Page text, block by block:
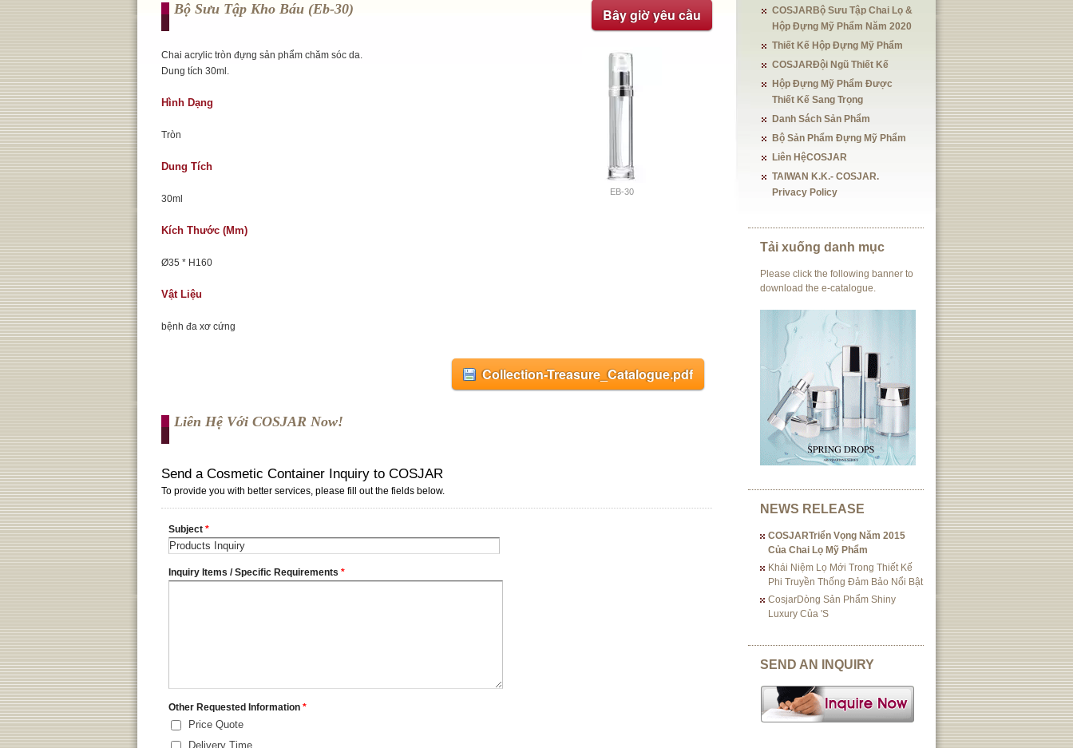
Bây giờ yêu cầu
Bộ Sưu Tập Kho Báu (eb-30)
EB-30
Chai acrylic tròn đựng sản phẩm chăm sóc da.
Dung tích 30ml.
Hình Dạng
Tròn
Dung Tích
30ml
Kích Thước (mm)
Ø35 * H160
Vật Liệu
bệnh đa xơ cứng
Collection-Treasure_Catalogue.pdf
Liên Hệ Với COSJAR Now!
COSJARBộ Sưu Tập Chai Lọ &
Hộp Đựng Mỹ Phẩm Năm 2020
Thiết Kế Hộp Đựng Mỹ Phẩm
COSJARĐội Ngũ Thiết Kế
Hộp Đựng Mỹ Phẩm Được
Thiết Kế Sang Trọng
Danh Sách Sản Phẩm
Bộ Sản Phẩm Đựng Mỹ Phẩm
Liên HệCOSJAR
TAIWAN K.K.- COSJAR.
Privacy Policy
Tải xuống danh mục
Please click the following banner to
download the e-catalogue.
NEWS RELEASE
COSJARTriển Vọng Năm 2015
Của Chai Lọ Mỹ Phẩm
Khái Niệm Lọ Mới Trong Thiết Kế
Phi Truyền Thống Đảm Bảo Nổi Bật
CosjarDòng Sản Phẩm Shiny
Luxury Của 's
SEND AN INQUIRY